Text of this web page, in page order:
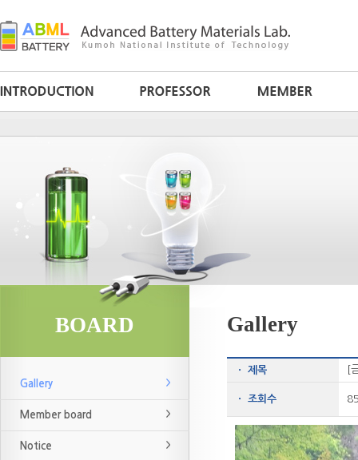
BOARD
Gallery
Member board
Notice
Gallery
ㆍ 제목 [
ㆍ 조회수